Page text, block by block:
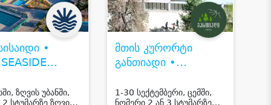
•
ზღვის უბანში,
სტუმარზე ზღვის
მთის კურორტი
განთიადი •
GANTIADI
1-30 სექტემბერი, ცემში,
ნომერი 2 ან 3 სტუმარზე